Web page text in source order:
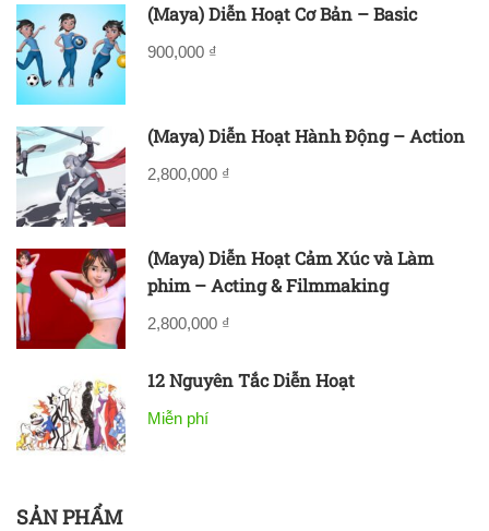
(Maya) Diễn Hoạt Cơ Bản – Basic
900,000 ₫
(Maya) Diễn Hoạt Hành Động – Action
2,800,000 ₫
(Maya) Diễn Hoạt Cảm Xúc và Làm
phim – Acting & Filmmaking
2,800,000 ₫
12 Nguyên Tắc Diễn Hoạt
Miễn phí
SẢN PHẨM